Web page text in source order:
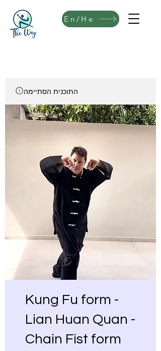
En/He
התוכנית הסתיימה
Kung Fu form -
Lian Huan Quan -
Chain Fist form